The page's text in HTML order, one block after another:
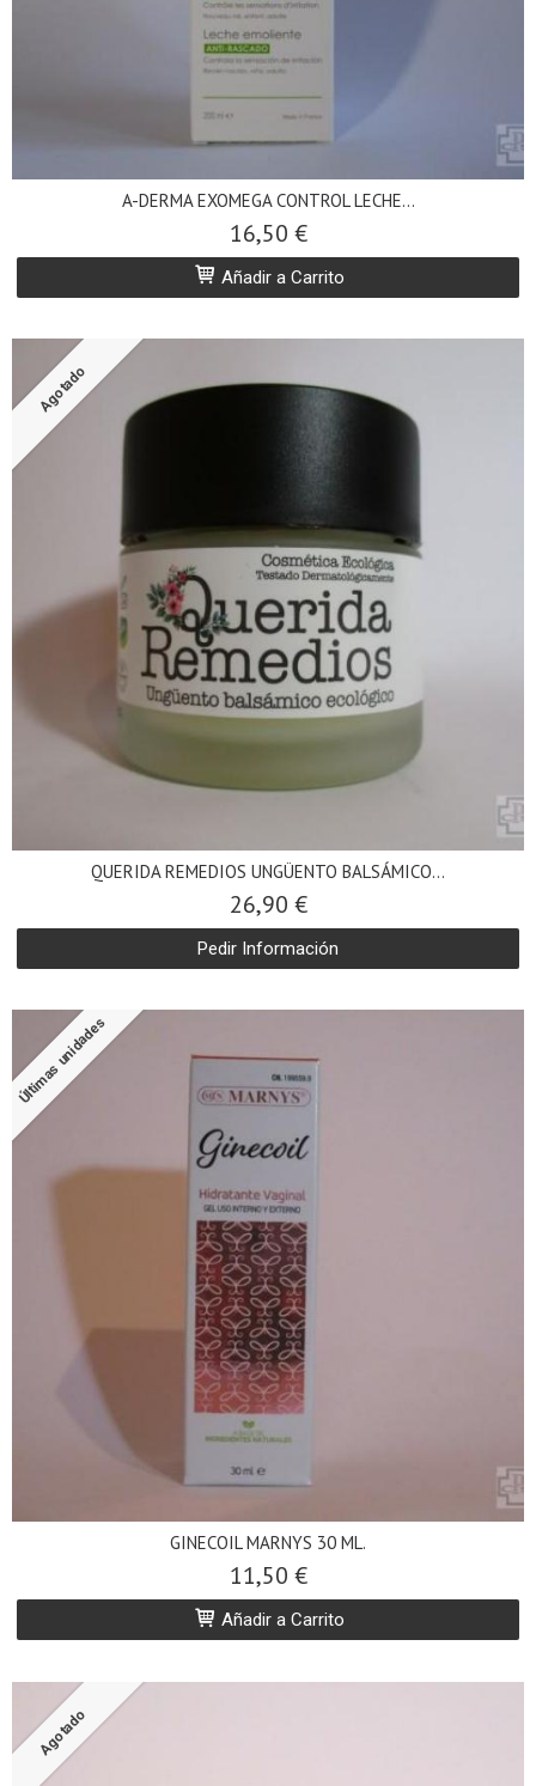
A-DERMA EXOMEGA CONTROL LECHE...
16,50 €
Añadir a Carrito
Agotado
QUERIDA REMEDIOS UNGÜENTO BALSÁMICO...
26,90 €
Pedir Información
Últimas unidades
GINECOIL MARNYS 30 ML.
11,50 €
Añadir a Carrito
Agotado